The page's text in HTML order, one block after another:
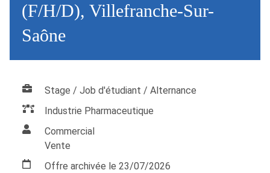
(F/H/D), Villefranche-Sur-
Saône
Stage / Job d'étudiant / Alternance
Industrie Pharmaceutique
Commercial
Vente
Offre archivée le 23/07/2026